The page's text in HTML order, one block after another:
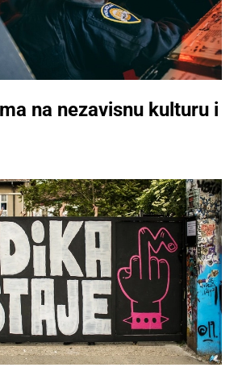
na nezavisnu kulturu i